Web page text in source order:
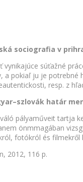
sociografia v
súťažné
a pokiaľ ju je
resp. z
határ
pályaműveit tartja
önmmagában
fotókról és filmekről
2012, 116 p.